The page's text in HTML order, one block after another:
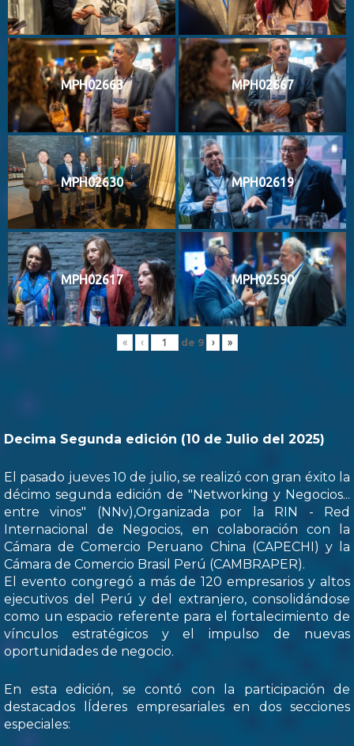
MPH02663 MPH02667
MPH02630 MPH02619
MPH02617 MPH02590
« ‹ de 9 › »
Decima Segunda edición (10 de Julio del 2025)
El pasado jueves 10 de julio, se realizó con gran éxito la
décimo segunda edición de "Networking y Negocios...
entre vinos" (NNv),Organizada por la RIN - Red
Internacional de Negocios, en colaboración con la
Cámara de Comercio Peruano China (CAPECHI) y la
Cámara de Comercio Brasil Perú (CAMBRAPER).
El evento congregó a más de 120 empresarios y altos
ejecutivos del Perú y del extranjero, consolidándose
como un espacio referente para el fortalecimiento de
vínculos estratégicos y el impulso de nuevas
oportunidades de negocio.
En esta edición, se contó con la participación de
destacados lÍderes empresariales en dos secciones
especiales: